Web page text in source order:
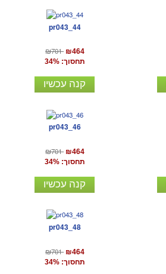
pr043_44
₪701 ₪464
תחסוך: 34%
קנה עכשיו
pr043_46
₪701 ₪464
תחסוך: 34%
קנה עכשיו
pr043_48
₪701 ₪464
תחסוך: 34%